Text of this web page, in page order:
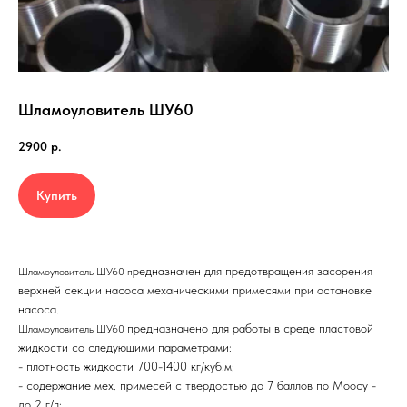
Шламоуловитель ШУ60
2900 р.
Купить
Шламоуловитель ШУ60 предназначен для предотвращения засорения
верхней секции насоса механическими примесями при остановке
насоса.
Шламоуловитель ШУ60 предназначено для работы в среде пластовой
жидкости со следующими параметрами:
- плотность жидкости 700-1400 кг/куб.м;
- содержание мех. примесей с твердостью до 7 баллов по Моосу -
до 2 г/л;